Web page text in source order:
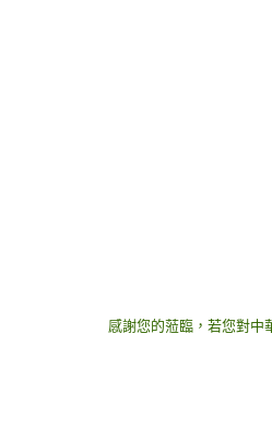
感謝您的蒞臨，若您對中